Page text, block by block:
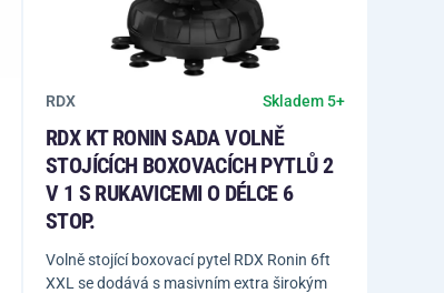
RDX Skladem 5+
RDX KT RONIN SADA VOLNĚ
STOJÍCÍCH BOXOVACÍCH PYTLŮ 2
V 1 S RUKAVICEMI O DÉLCE 6
STOP.
Volně stojící boxovací pytel RDX Ronin 6ft
XXL se dodává s masivním extra širokým